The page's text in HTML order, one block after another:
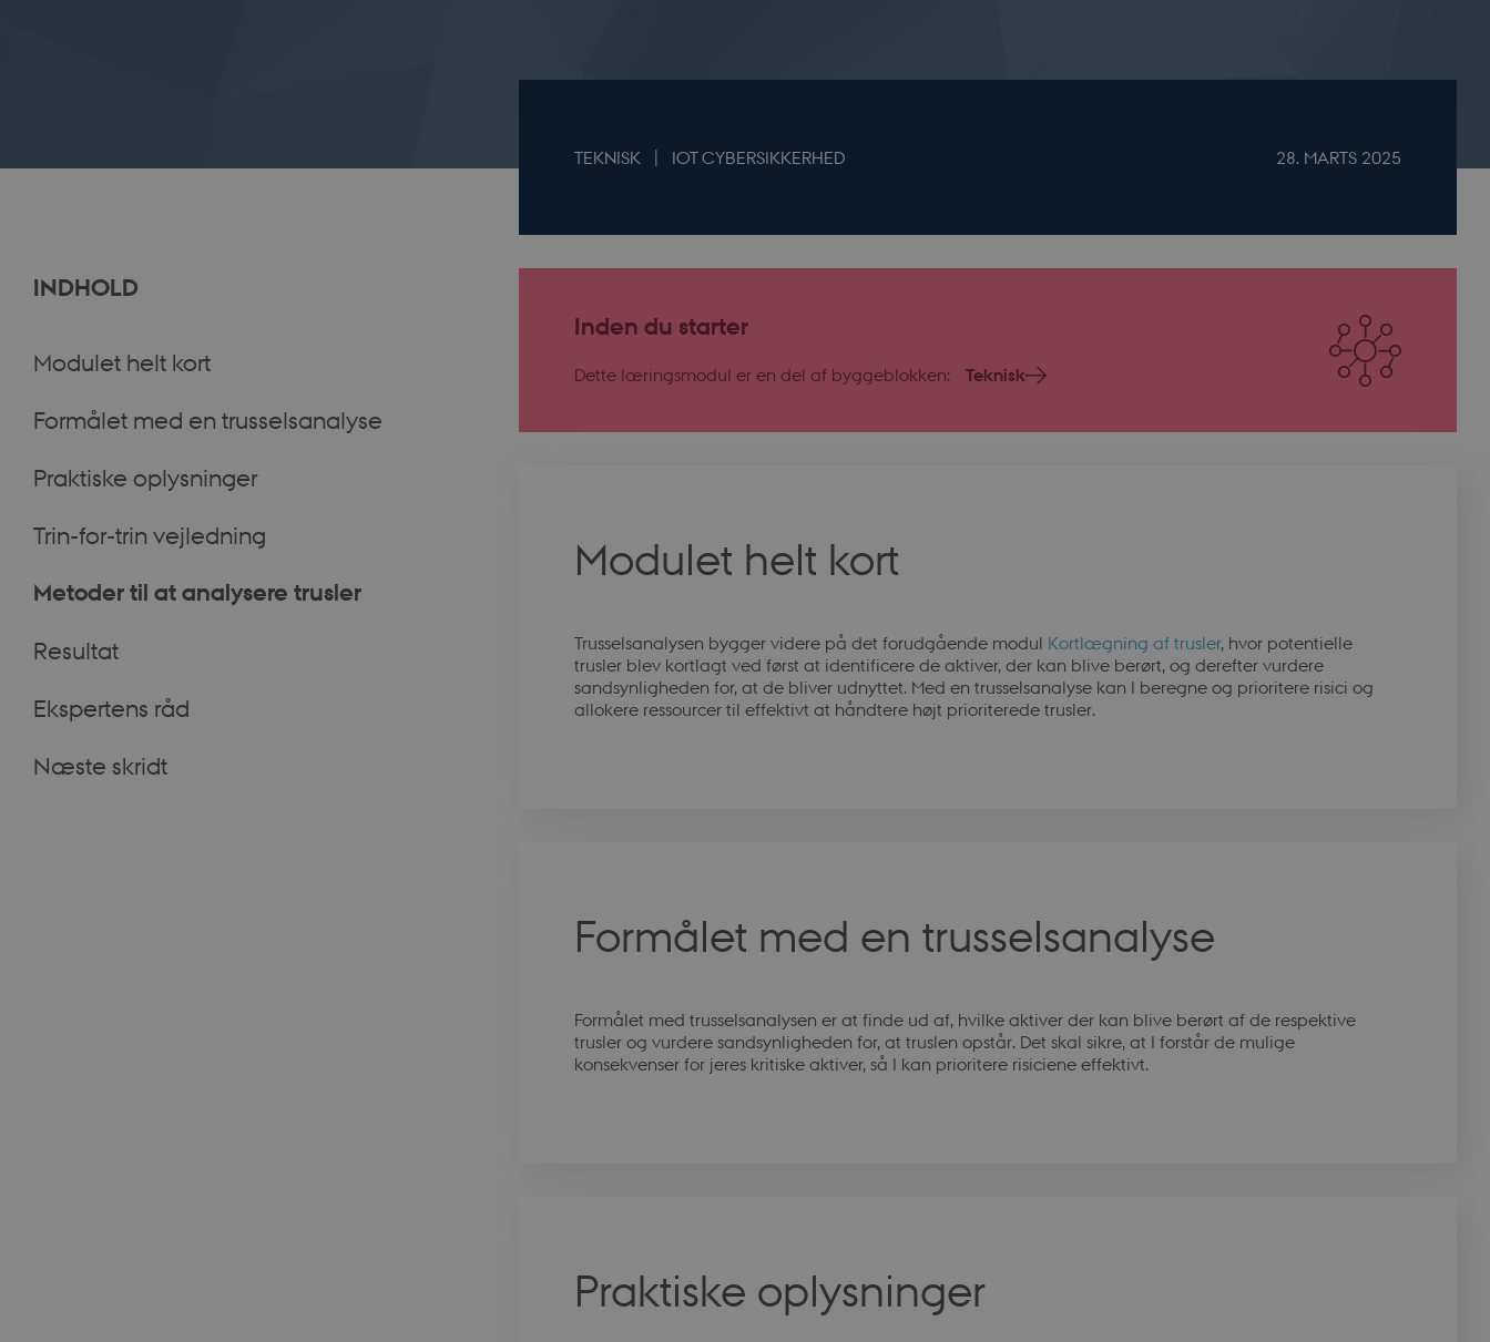
INDHOLD
Modulet helt kort
Formålet med en trusselsanalyse
Praktiske oplysninger
Trin-for-trin vejledning
Metoder til at analysere trusler
Resultat
Ekspertens råd
Næste skridt
TEKNISK IOT CYBERSIKKERHED 28. MARTS 2025
Inden du starter
Dette læringsmodul er en del af byggeblokken: Teknisk
Modulet helt kort
Trusselsanalysen bygger videre på det forudgående modul Kortlægning af trusler, hvor potentielle
trusler blev kortlagt ved først at identificere de aktiver, der kan blive berørt, og derefter vurdere
sandsynligheden for, at de bliver udnyttet. Med en trusselsanalyse kan I beregne og prioritere risici og
allokere ressourcer til effektivt at håndtere højt prioriterede trusler.
Formålet med en trusselsanalyse
Formålet med trusselsanalysen er at finde ud af, hvilke aktiver der kan blive berørt af de respektive
trusler og vurdere sandsynligheden for, at truslen opstår. Det skal sikre, at I forstår de mulige
konsekvenser for jeres kritiske aktiver, så I kan prioritere risiciene effektivt.
Praktiske oplysninger